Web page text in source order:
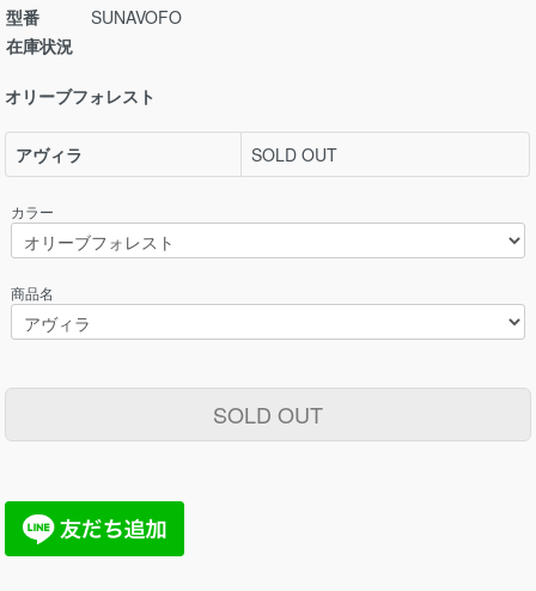
型番
SUNAVOFO
在庫状況
オリーブフォレスト
アヴィラ SOLD OUT
カラー
商品名
SOLD OUT